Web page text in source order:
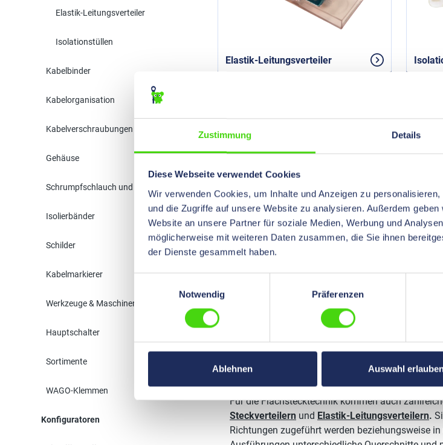
Zustimmung Details
Diese Webseite verwendet Cookies
Wir verwenden Cookies, um Inhalte und Anzeigen zu
und die Zugriffe auf unsere Website zu analysieren. Außerdem
Website an unsere Partner für soziale Medien, Werbung und
möglicherweise mit weiteren Daten zusammen, die Sie ihnen
der Dienste gesammelt haben.
Notwendig
Präferenzen
Ablehnen Auswahl
Elastik-Leitungsverteiler
Isolationstüllen
Kabelbinder
Kabelorganisation
Kabelverschraubungen & Zubehör
Gehäuse
Schrumpfschlauch und Isolation
Isolierbänder
Schilder
Kabelmarkierer
Werkzeuge & Maschinen
Hauptschalter
Sortimente
WAGO-Klemmen
Konfiguratoren
Elastik-Leitungsverteiler
Flachstecktechnik für
Mit der Flachstecktechnik lassen sich kompakte
Verbindungen und Verkabelungen auf engstem
Stecktechnik zu verwirklichen. Die
Schaltschränken, Elektrogeräten, im
die Verbindungen aller Komponenten gibt es
Verbinder für die moderne
die Kabel zum Anschluss an weitere
dann je nach Ausführung zum Anschluss
geringstmöglichem Aufwand.
Auch sie erhöhen damit die Leitungsqualität.
Flachsteckverteiler und
Für die Flachstecktechnik kommen auch
Steckverteilern und Elastik-Leitungsverteilern.
Richtungen zugeführt werden beziehungsweise